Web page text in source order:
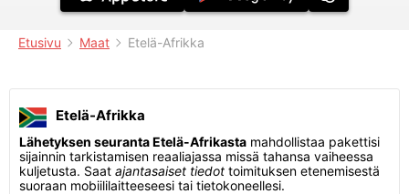
Etusivu Maat Etelä-Afrikka
Etelä-Afrikka
Lähetyksen seuranta Etelä-Afrikasta mahdollistaa pakettisi
sijainnin tarkistamisen reaaliajassa missä tahansa vaiheessa
kuljetusta. Saat ajantasaiset tiedot toimituksen etenemisestä
suoraan mobiililaitteeseesi tai tietokoneellesi.